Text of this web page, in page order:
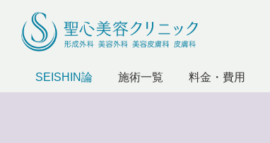
SEISHIN論 施術一覧 料金・費用